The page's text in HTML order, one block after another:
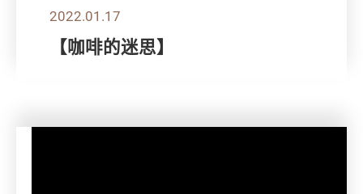
2022.01.17
【咖啡的迷思】